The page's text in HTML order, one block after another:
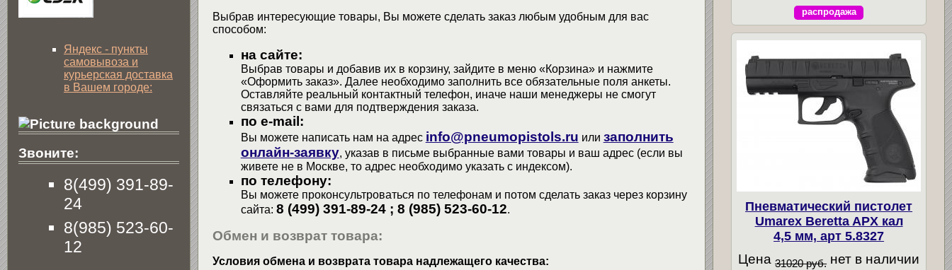
Выбрав интересующие товары, Вы можете сделать заказ любым удобным для вас
способом:
на сайте:
Выбрав товары и добавив их в корзину, зайдите в меню «Корзина» и нажмите
«Оформить заказ». Далее необходимо заполнить все обязательные поля анкеты.
Оставляйте реальный контактный телефон, иначе наши менеджеры не смогут
связаться с вами для подтверждения заказа.
по e-mail:
Вы можете написать нам на адрес info@pneumopistols.ru или заполнить
онлайн-заявку, указав в письме выбранные вами товары и ваш адрес (если вы
живете не в Москве, то адрес необходимо указать с индексом).
по телефону:
Вы можете проконсультроваться по телефонам и потом сделать заказ через корзину
сайта: 8 (499) 391-89-24 ; 8 (985) 523-60-12.
Обмен и возврат товара:
Условия обмена и возврата товара надлежащего качества:
Яндекс - пункты
самовывоза и
курьерская доставка
в Вашем городе:
Звоните:
8(499) 391-89-
24
8(985) 523-60-
12
распродажа
Пневматический пистолет
Umarex Beretta APX кал
4,5 мм, арт 5.8327
Цена31020 руб. нет в наличии